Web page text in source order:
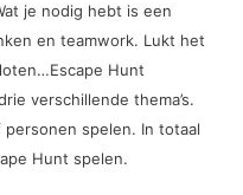
je nodig hebt is een
en teamwork. Lukt het
Hunt
verschillende thema’s.
spelen. In totaal
Hunt spelen.